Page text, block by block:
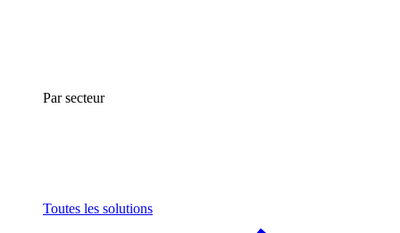
Par secteur
Toutes les solutions